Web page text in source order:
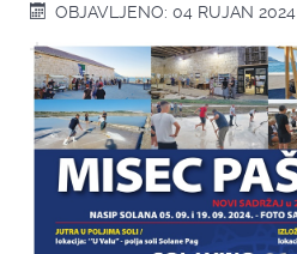
OBJAVLJENO: 04 RUJAN 2024